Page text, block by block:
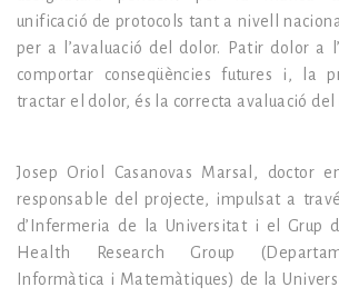
unificació de protocols tant a nivell
per a l’avaluació del dolor. Patir dolor a
comportar conseqüències futures i, la
tractar el dolor, és la correcta avaluació
Josep Oriol Casanovas Marsal, doctor
responsable del projecte, impulsat a
d’Infermeria de la Universitat i el Grup
Health Research Group
Informàtica i Matemàtiques) de la